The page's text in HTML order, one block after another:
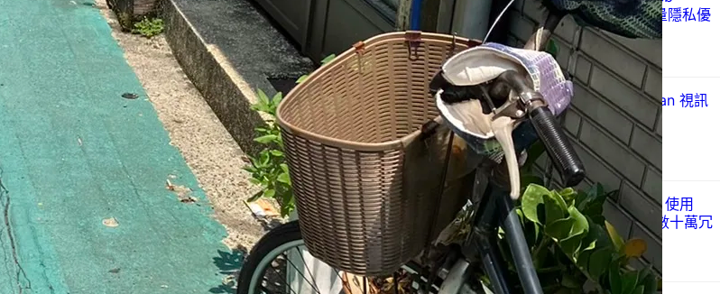
Store：以 Manifest V3 打造的輕量隱私優
先廣告攔截器
2026 年 7 月 28 日
Mozilla 發布 Firefox 153.0：Vulkan 視訊
解碼登場
2026 年 7 月 22 日
解決 WordPress 媒體庫空間膨脹：使用
Disable All Thumbnails 批次清理數十萬冗
餘縮圖
2026 年 7 月 21 日